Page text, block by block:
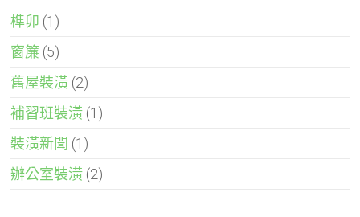
榫卯 (1)
窗簾 (5)
舊屋裝潢 (2)
補習班裝潢 (1)
裝潢新聞 (1)
辦公室裝潢 (2)